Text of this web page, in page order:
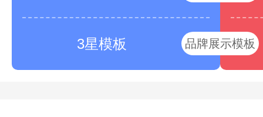
3星模板 品牌展示模板